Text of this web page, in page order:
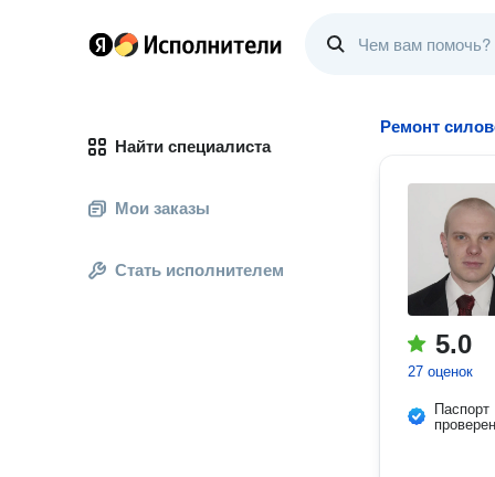
Найти специалиста
Мои заказы
Стать исполнителем
Ремонт
5.0
27 оценок
Паспорт
проверен